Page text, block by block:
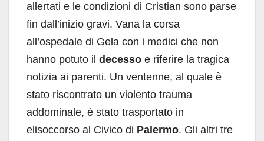
allertati e le condizioni di Cristian sono parse
fin dall’inizio gravi. Vana la corsa
all’ospedale di Gela con i medici che non
hanno potuto il decesso e riferire la tragica
notizia ai parenti. Un ventenne, al quale è
stato riscontrato un violento trauma
addominale, è stato trasportato in
elisoccorso al Civico di Palermo. Gli altri tre